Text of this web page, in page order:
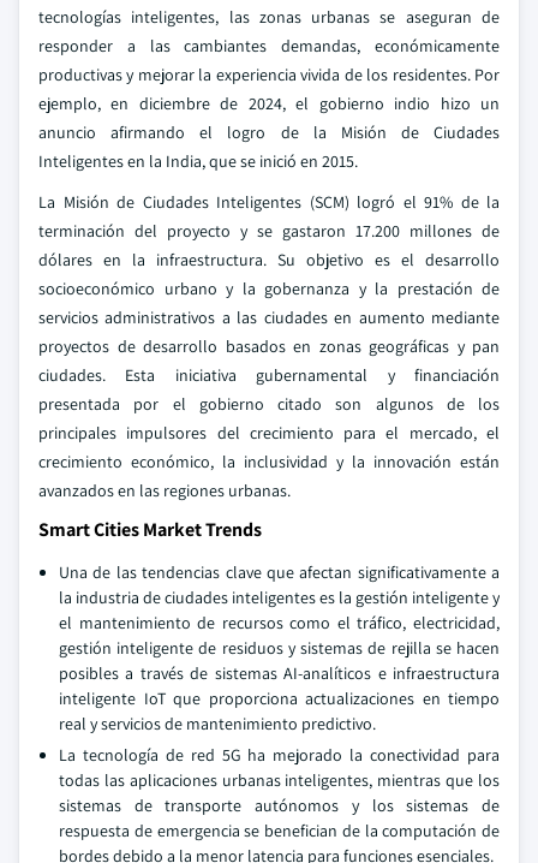
tecnologías inteligentes, las zonas urbanas se aseguran de
responder a las cambiantes demandas, económicamente
productivas y mejorar la experiencia vivida de los residentes. Por
ejemplo, en diciembre de 2024, el gobierno indio hizo un
anuncio afirmando el logro de la Misión de Ciudades
Inteligentes en la India, que se inició en 2015.
La Misión de Ciudades Inteligentes (SCM) logró el 91% de la
terminación del proyecto y se gastaron 17.200 millones de
dólares en la infraestructura. Su objetivo es el desarrollo
socioeconómico urbano y la gobernanza y la prestación de
servicios administrativos a las ciudades en aumento mediante
proyectos de desarrollo basados en zonas geográficas y pan
ciudades. Esta iniciativa gubernamental y financiación
presentada por el gobierno citado son algunos de los
principales impulsores del crecimiento para el mercado, el
crecimiento económico, la inclusividad y la innovación están
avanzados en las regiones urbanas.
Smart Cities Market Trends
Una de las tendencias clave que afectan significativamente a
la industria de ciudades inteligentes es la gestión inteligente y
el mantenimiento de recursos como el tráfico, electricidad,
gestión inteligente de residuos y sistemas de rejilla se hacen
posibles a través de sistemas AI-analíticos e infraestructura
inteligente IoT que proporciona actualizaciones en tiempo
real y servicios de mantenimiento predictivo.
La tecnología de red 5G ha mejorado la conectividad para
todas las aplicaciones urbanas inteligentes, mientras que los
sistemas de transporte autónomos y los sistemas de
respuesta de emergencia se benefician de la computación de
bordes debido a la menor latencia para funciones esenciales.